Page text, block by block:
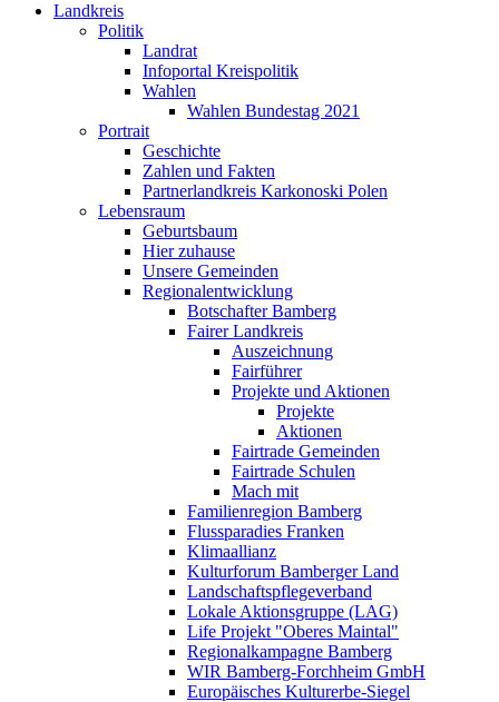
Landkreis
Politik
Landrat
Infoportal Kreispolitik
Wahlen
Wahlen Bundestag 2021
Portrait
Geschichte
Zahlen und Fakten
Partnerlandkreis Karkonoski Polen
Lebensraum
Geburtsbaum
Hier zuhause
Unsere Gemeinden
Regionalentwicklung
Botschafter Bamberg
Fairer Landkreis
Auszeichnung
Fairführer
Projekte und Aktionen
Projekte
Aktionen
Fairtrade Gemeinden
Fairtrade Schulen
Mach mit
Familienregion Bamberg
Flussparadies Franken
Klimaallianz
Kulturforum Bamberger Land
Landschaftspflegeverband
Lokale Aktionsgruppe (LAG)
Life Projekt "Oberes Maintal"
Regionalkampagne Bamberg
WIR Bamberg-Forchheim GmbH
Europäisches Kulturerbe-Siegel